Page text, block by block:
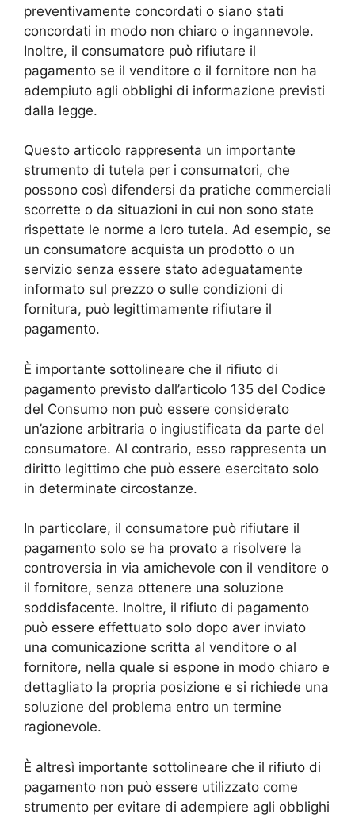
preventivamente concordati o siano stati
concordati in modo non chiaro o ingannevole.
Inoltre, il consumatore può rifiutare il
pagamento se il venditore o il fornitore non ha
adempiuto agli obblighi di informazione previsti
dalla legge.
Questo articolo rappresenta un importante
strumento di tutela per i consumatori, che
possono così difendersi da pratiche commerciali
scorrette o da situazioni in cui non sono state
rispettate le norme a loro tutela. Ad esempio, se
un consumatore acquista un prodotto o un
servizio senza essere stato adeguatamente
informato sul prezzo o sulle condizioni di
fornitura, può legittimamente rifiutare il
pagamento.
È importante sottolineare che il rifiuto di
pagamento previsto dall’articolo 135 del Codice
del Consumo non può essere considerato
un’azione arbitraria o ingiustificata da parte del
consumatore. Al contrario, esso rappresenta un
diritto legittimo che può essere esercitato solo
in determinate circostanze.
In particolare, il consumatore può rifiutare il
pagamento solo se ha provato a risolvere la
controversia in via amichevole con il venditore o
il fornitore, senza ottenere una soluzione
soddisfacente. Inoltre, il rifiuto di pagamento
può essere effettuato solo dopo aver inviato
una comunicazione scritta al venditore o al
fornitore, nella quale si espone in modo chiaro e
dettagliato la propria posizione e si richiede una
soluzione del problema entro un termine
ragionevole.
È altresì importante sottolineare che il rifiuto di
pagamento non può essere utilizzato come
strumento per evitare di adempiere agli obblighi